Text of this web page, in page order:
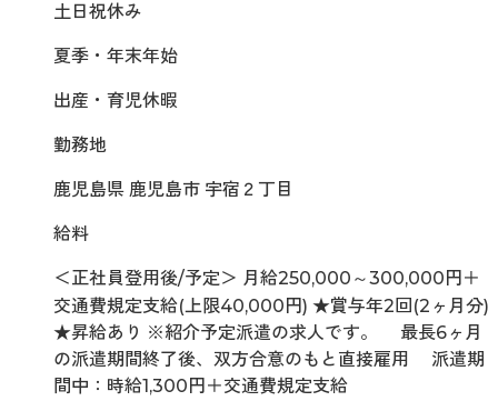
土日祝休み
夏季・年末年始
出産・育児休暇
勤務地
鹿児島県 鹿児島市 宇宿２丁目
給料
＜正社員登用後/予定＞ 月給250,000～300,000円＋
交通費規定支給(上限40,000円) ★賞与年2回(2ヶ月分)
★昇給あり ※紹介予定派遣の求人です。 最長6ヶ月
の派遣期間終了後、双方合意のもと直接雇用 派遣期
間中：時給1,300円＋交通費規定支給